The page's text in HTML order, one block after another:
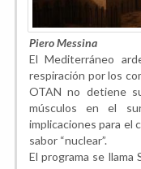
Piero Messina
El Mediterráneo
respiración por los
OTAN no detiene
músculos en el
implicaciones para el
sabor “nuclear”.
El programa se